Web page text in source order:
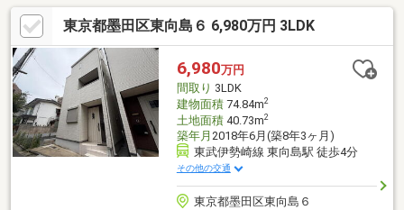
いため、再建築不可です。■ポイント再建築不可物件としては希
少な、しっかりと広さのある既存建物です。・部屋数の多い
「4KK」のため、ファミリー層の居住はもちろん、テレワーク用
の書斎や趣味の部屋など、フレキシブルに活用できる間取りで
す。・ベランダからはスカイツリーが眺められます。
東京都墨田区東向島６ 6,980万円 3LDK
6,980万円
間取り 3LDK
建物面積74.84m2
土地面積40.73m2
築年月 2018年6月(築8年3ヶ月)
東武伊勢崎線 東向島駅 徒歩4分
その他の交通
東京都墨田区東向島６